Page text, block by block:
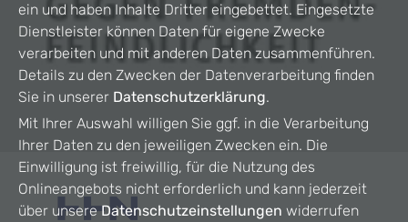
ein und haben Inhalte Dritter eingebettet. Eingesetzte
Dienstleister können Daten für eigene Zwecke
verarbeiten und mit anderen Daten zusammenführen.
Details zu den Zwecken der Datenverarbeitung finden
Sie in unserer Datenschutzerklärung.
Mit Ihrer Auswahl willigen Sie ggf. in die Verarbeitung
Ihrer Daten zu den jeweiligen Zwecken ein. Die
Einwilligung ist freiwillig, für die Nutzung des
Onlineangebots nicht erforderlich und kann jederzeit
über unsereDatenschutzeinstellungen widerrufen